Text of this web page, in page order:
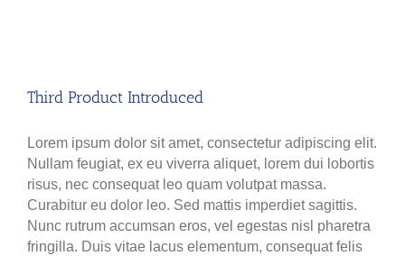
Third Product Introduced
Lorem ipsum dolor sit amet, consectetur adipiscing elit.
Nullam feugiat, ex eu viverra aliquet, lorem dui lobortis
risus, nec consequat leo quam volutpat massa.
Curabitur eu dolor leo. Sed mattis imperdiet sagittis.
Nunc rutrum accumsan eros, vel egestas nisl pharetra
fringilla. Duis vitae lacus elementum, consequat felis